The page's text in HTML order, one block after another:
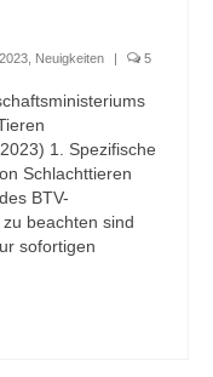
2023 Neuigkeiten | 5
1. Spezifische
Schlachttieren
BTV-
beachten sind
sofortigen